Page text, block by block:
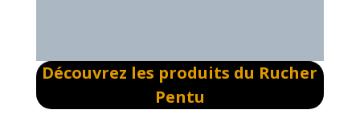
Découvrez les produits du Rucher
Pentu